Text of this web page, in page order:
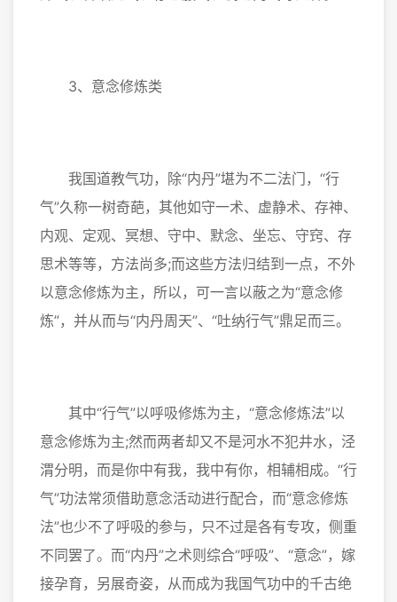
3、意念修炼类
我国道教气功，除“内丹”堪为不二法门，“行
气”久称一树奇葩，其他如守一术、虚静术、存神、
内观、定观、冥想、守中、默念、坐忘、守窍、存
思术等等，方法尚多;而这些方法归结到一点，不外
以意念修炼为主，所以，可一言以蔽之为“意念修
炼”，并从而与“内丹周天”、“吐纳行气”鼎足而三。
其中“行气”以呼吸修炼为主，“意念修炼法”以
意念修炼为主;然而两者却又不是河水不犯井水，泾
渭分明，而是你中有我，我中有你，相辅相成。“行
气”功法常须借助意念活动进行配合，而“意念修炼
法”也少不了呼吸的参与，只不过是各有专攻，侧重
不同罢了。而“内丹”之术则综合“呼吸”、“意念”，嫁
接孕育，另展奇姿，从而成为我国气功中的千古绝